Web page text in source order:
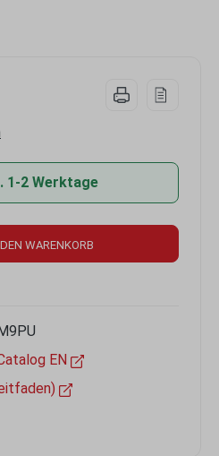
1-2 Werktage
gewünschten Wert
WARENKORB
EN